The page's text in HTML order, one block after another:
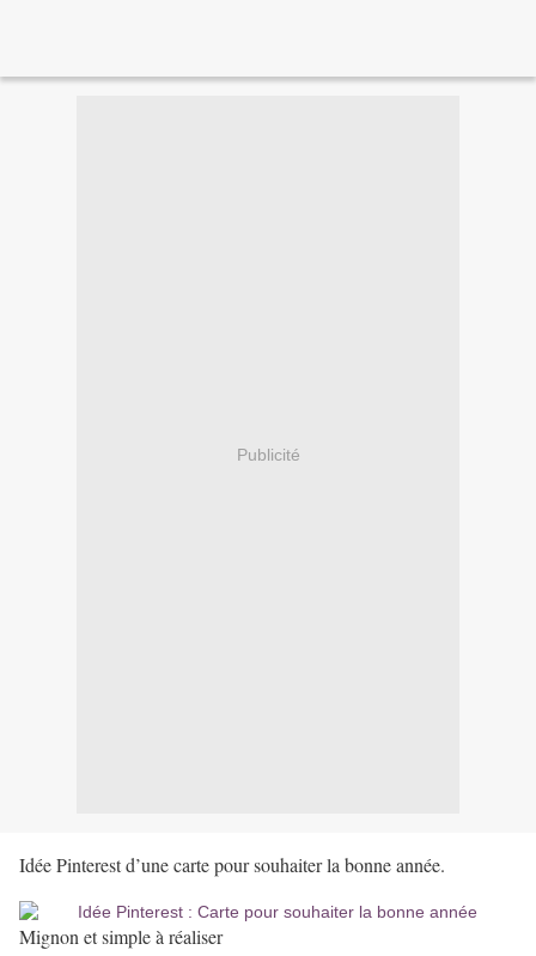
Publicité
Idée Pinterest d’une carte pour souhaiter la bonne année.
Mignon et simple à réaliser